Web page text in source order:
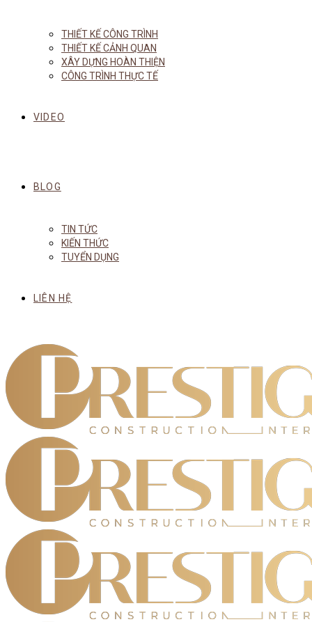
THIẾT KẾ CÔNG TRÌNH
THIẾT KẾ CẢNH QUAN
XÂY DỰNG HOÀN THIỆN
CÔNG TRÌNH THỰC TẾ
VIDEO
BLOG
TIN TỨC
KIẾN THỨC
TUYỂN DỤNG
LIÊN HỆ